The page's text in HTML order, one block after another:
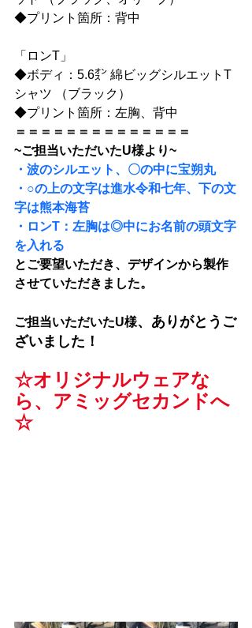
◆プリント箇所：背中
「ロンT」
◆ボディ：5.6㌉ 綿ビッグシルエットT
シャツ （ブラック）
◆プリント箇所：左胸、背中
＝＝＝＝＝＝＝＝＝＝＝＝＝＝
~ご担当いただいたU様より~
・波のシルエット、〇の中に宝朔丸
・○の上の文字は進水令和七年、下の文
字は熊本海苔
・ロンT：左胸は◎中にお名前の頭文字
を入れる
とご要望いただき、デザインから製作
させていただきました。
ご担当いただいたU様、ありがとうご
ざいました！
☆オリジナルウェアな
ら、アミッグセカンドへ
☆